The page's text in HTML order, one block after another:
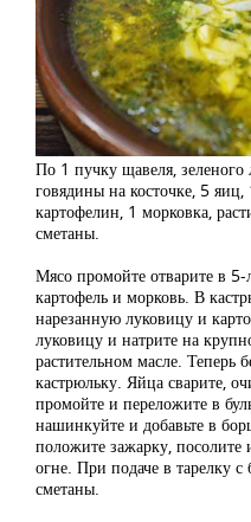
По 1 пучку щавеля,
говядины на косточке, 5
картофелин, 1 морковка,
сметаны.
Мясо промойте отварите в 5-
картофель и морковь. В
нарезанную луковицу и
луковицу и натрите на
растительном масле. Теперь
кастрюльку. Яйца сварите,
промойте и переложите в
нашинкуйте и добавьте в
положите зажарку,
огне. При подаче в тарелку
сметаны.